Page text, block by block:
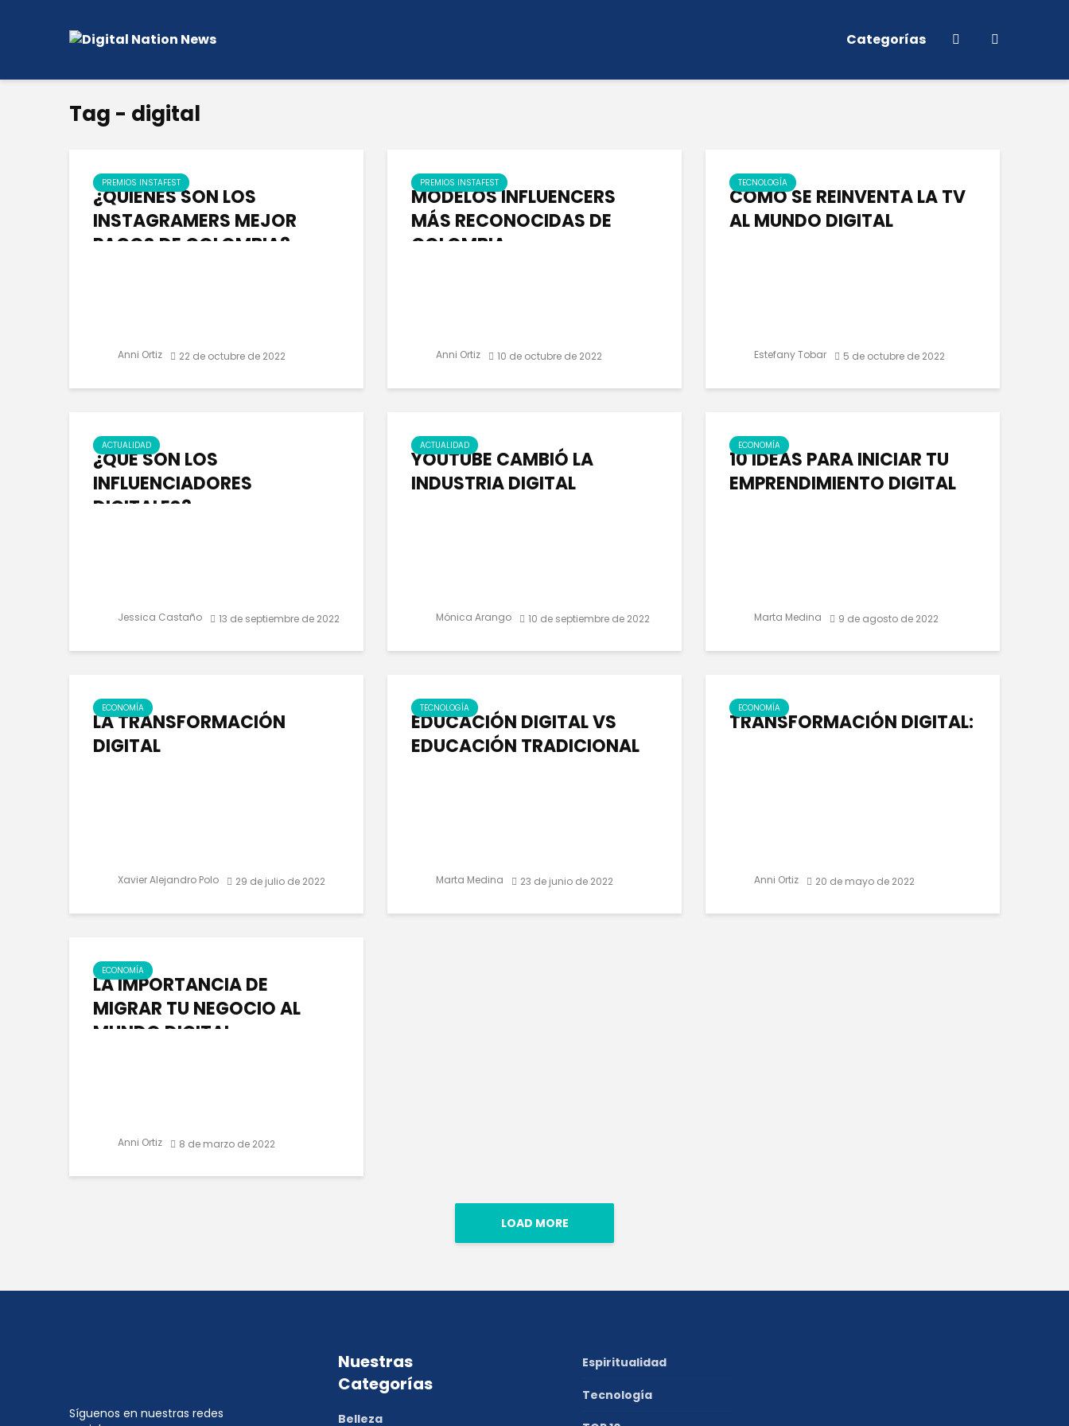
Categorías
Tag - digital
PREMIOS INSTAFEST
¿QUIÉNES SON LOS
INSTAGRAMERS MEJOR
PAGOS DE COLOMBIA?
Anni Ortiz 22 de octubre de 2022
PREMIOS INSTAFEST
MODELOS INFLUENCERS
MÁS RECONOCIDAS DE
COLOMBIA
Anni Ortiz 10 de octubre de 2022
TECNOLOGÍA
COMO SE REINVENTA LA TV
AL MUNDO DIGITAL
Estefany Tobar 5 de octubre de 2022
ACTUALIDAD
¿QUÉ SON LOS
INFLUENCIADORES
DIGITALES?
Jessica Castaño 13 de septiembre de 2022
ACTUALIDAD
YOUTUBE CAMBIÓ LA
INDUSTRIA DIGITAL
Mónica Arango 10 de septiembre de 2022
ECONOMÍA
10 IDEAS PARA INICIAR TU
EMPRENDIMIENTO DIGITAL
Marta Medina 9 de agosto de 2022
ECONOMÍA
LA TRANSFORMACIÓN
DIGITAL
Xavier Alejandro Polo 29 de julio de 2022
TECNOLOGÍA
EDUCACIÓN DIGITAL VS
EDUCACIÓN TRADICIONAL
Marta Medina 23 de junio de 2022
ECONOMÍA
TRANSFORMACIÓN DIGITAL:
Anni Ortiz 20 de mayo de 2022
ECONOMÍA
LA IMPORTANCIA DE
MIGRAR TU NEGOCIO AL
MUNDO DIGITAL
Anni Ortiz 8 de marzo de 2022
LOAD MORE
Síguenos en nuestras redes
Nuestras
Categorías
Belleza
Espiritualidad
Tecnología